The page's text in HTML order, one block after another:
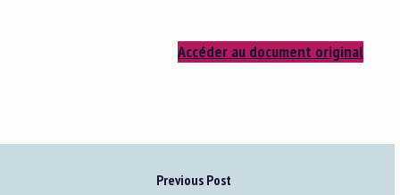
Accéder au document original
Previous Post